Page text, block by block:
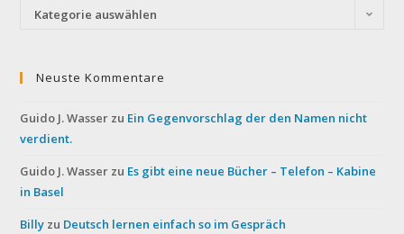
Kategorien
Kategorie auswählen
Neuste Kommentare
Guido J. Wasser zu Ein Gegenvorschlag der den Namen nicht
verdient.
Guido J. Wasser zu Es gibt eine neue Bücher – Telefon – Kabine
in Basel
Billy zu Deutsch lernen einfach so im Gespräch